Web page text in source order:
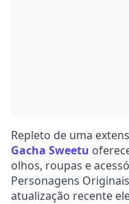
Repleto de uma
Gacha Sweetu
olhos, roupas e
Personagens
atualização recente